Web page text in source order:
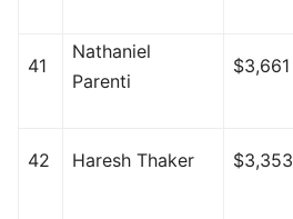
41
Nathaniel
Parenti
$3,661
42 Haresh Thaker $3,353